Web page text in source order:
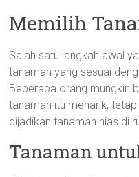
Memilih
Salah satu langkah awal
tanaman yang sesuai
Beberapa orang mungkin
tanaman itu menarik,
dijadikan tanaman hias di
Tanaman